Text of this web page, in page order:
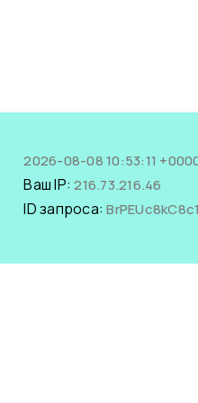
2026-08-08 10:53:11
Ваш IP:216.73.216.46
ID запроса:BrPEUc8kC8c1